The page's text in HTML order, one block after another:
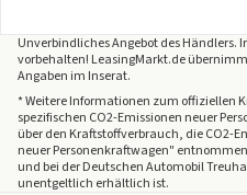
Unverbindliches Angebot desHändlers.
vorbehalten! LeasingMarkt.de
Angaben im Inserat.
* Weitere Informationen zum offiziellen
spezifischen CO2-Emissionen neuer
über den Kraftstoffverbrauch, die CO2-
neuer Personenkraftwagen"
und bei der Deutschen Automobil
unentgeltlich erhältlich ist.